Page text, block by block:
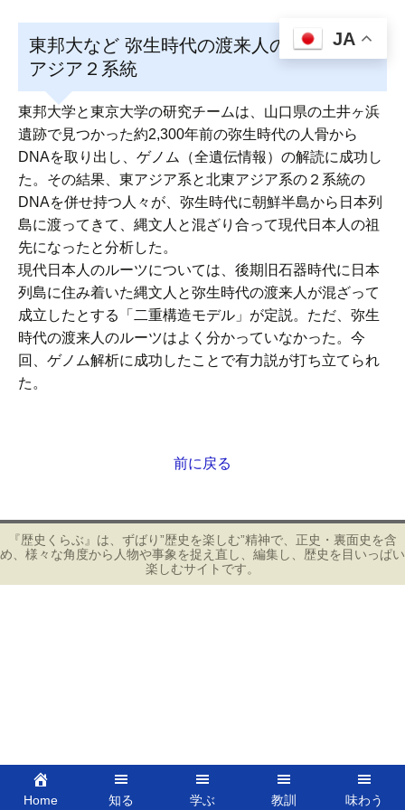
東邦大など 弥生時代の渡来人のルーツは
アジア２系統
東邦大学と東京大学の研究チームは、山口県の土井ヶ浜
遺跡で見つかった約2,300年前の弥生時代の人骨から
DNAを取り出し、ゲノム（全遺伝情報）の解読に成功し
た。その結果、東アジア系と北東アジア系の２系統の
DNAを併せ持つ人々が、弥生時代に朝鮮半島から日本列
島に渡ってきて、縄文人と混ざり合って現代日本人の祖
先になったと分析した。
現代日本人のルーツについては、後期旧石器時代に日本
列島に住み着いた縄文人と弥生時代の渡来人が混ざって
成立したとする「二重構造モデル」が定説。ただ、弥生
時代の渡来人のルーツはよく分かっていなかった。今
回、ゲノム解析に成功したことで有力説が打ち立てられ
た。
ナ
ビ
ゲ
ー
前に戻る
『歴史くらぶ』は、ずばり”歴史を楽しむ”精神で、正史・裏面史を含
め、様々な角度から人物や事象を捉え直し、編集し、歴史を目いっぱい
楽しむサイトです。
Home 知る 学ぶ 教訓 味わう
JA